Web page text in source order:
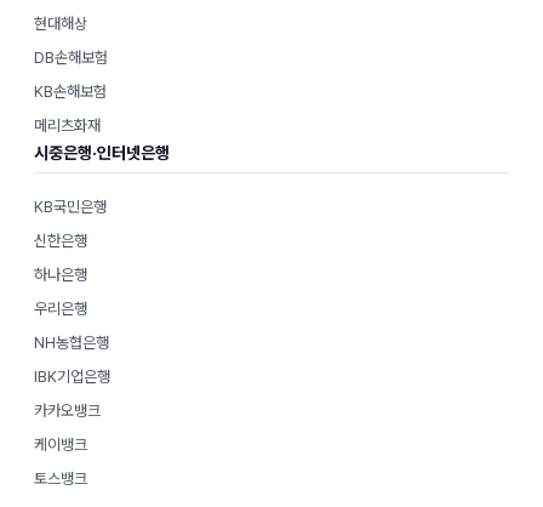
현대해상
DB손해보험
KB손해보험
메리츠화재
시중은행·인터넷은행
KB국민은행
신한은행
하나은행
우리은행
NH농협은행
IBK기업은행
카카오뱅크
케이뱅크
토스뱅크